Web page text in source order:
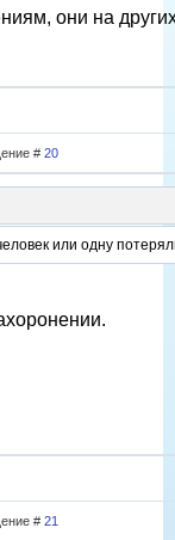
они на
# 20
или одну
# 21